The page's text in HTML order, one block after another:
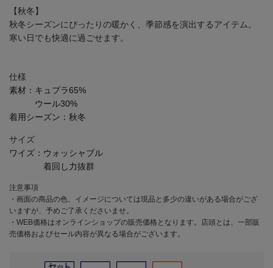
【秋冬】
秋冬シーズンにぴったりの暖かく、季節感を演出するアイテム。
寒い日でも快適に過ごせます。
仕様
素材： キュプラ65%
ウール30%
着用シーズン： 秋冬
サイズ
ワイズ： ウォッシャブル
着回し力抜群
注意事項
・画面の商品の色、イメージについては現品と多少の違いがある場合がござ
いますが、予めご了承くださいませ。
・WEB価格はオンラインショップの販売価格となります。店頭とは、一部販
売価格およびセール内容が異なる場合がございます。